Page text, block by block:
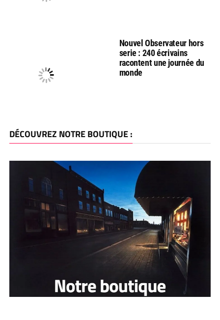
Nouvel Observateur hors
serie : 240 écrivains
racontent une journée du
monde
DÉCOUVREZ NOTRE BOUTIQUE :